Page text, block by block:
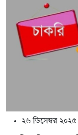
২৬ ডিসেম্বর ২০২৫